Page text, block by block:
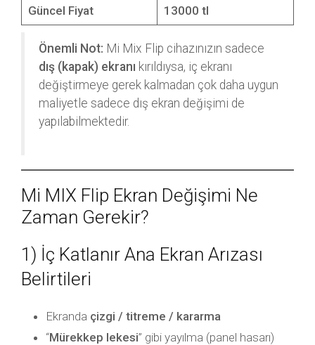
Güncel Fiyat 13000 tl
Önemli Not: Mi Mix Flip cihazınızın sadece
dış (kapak) ekranı kırıldıysa, iç ekranı
değiştirmeye gerek kalmadan çok daha uygun
maliyetle sadece dış ekran değişimi de
yapılabilmektedir.
Mi MIX Flip Ekran Değişimi Ne
Zaman Gerekir?
1) İç Katlanır Ana Ekran Arızası
Belirtileri
Ekranda çizgi / titreme / kararma
“Mürekkep lekesi” gibi yayılma (panel hasarı)